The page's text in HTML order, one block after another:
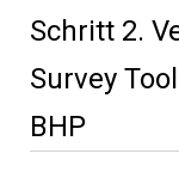
Schritt 2.
Survey
BHP